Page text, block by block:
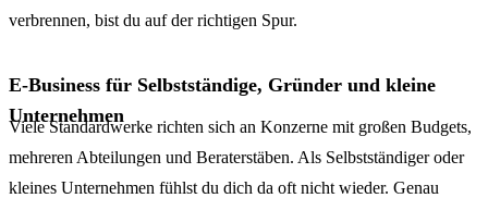
verbrennen, bist du auf der richtigen Spur.
E-Business für Selbstständige, Gründer und kleine
Unternehmen
Viele Standardwerke richten sich an Konzerne mit großen Budgets,
mehreren Abteilungen und Beraterstäben. Als Selbstständiger oder
kleines Unternehmen fühlst du dich da oft nicht wieder. Genau